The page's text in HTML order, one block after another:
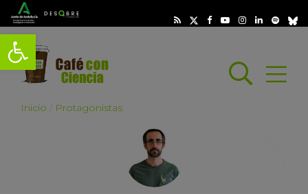
Abrir barra de herramientas
Abrir
Inicio Protagonistas